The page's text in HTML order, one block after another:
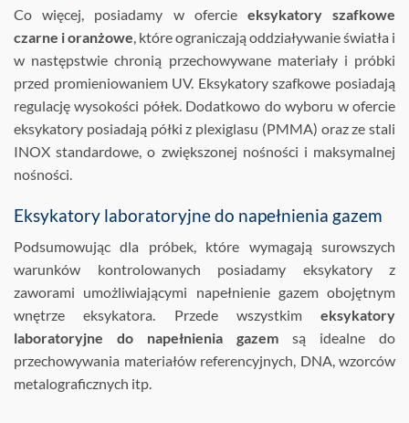
Co więcej, posiadamy w ofercie eksykatory szafkowe
czarne i oranżowe, które ograniczają oddziaływanie światła i
w następstwie chronią przechowywane materiały i próbki
przed promieniowaniem UV. Eksykatory szafkowe posiadają
regulację wysokości półek. Dodatkowo do wyboru w ofercie
eksykatory posiadają półki z plexiglasu (PMMA) oraz ze stali
INOX standardowe, o zwiększonej nośności i maksymalnej
nośności.
Eksykatory laboratoryjne do napełnienia gazem
Podsumowując dla próbek, które wymagają surowszych
warunków kontrolowanych posiadamy eksykatory z
zaworami umożliwiającymi napełnienie gazem obojętnym
wnętrze eksykatora. Przede wszystkim eksykatory
laboratoryjne do napełnienia gazem są idealne do
przechowywania materiałów referencyjnych, DNA, wzorców
metalograficznych itp.